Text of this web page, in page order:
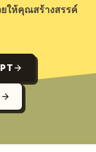
ให้คุณสร้างสรรค์